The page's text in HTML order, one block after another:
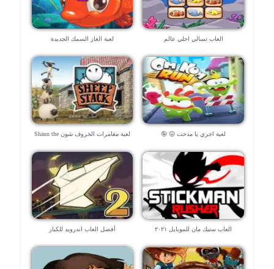
العاب تسالي احلي عالم لعبة الغاز السمك الجديدة
لعبة اجري يا مدحت 😜 🤪
لعبة مغامرات الخروف شون Shaun the
العاب ستيك مان للموبايل ٢٠٢١ أفضل العاب اندرويد للكبار